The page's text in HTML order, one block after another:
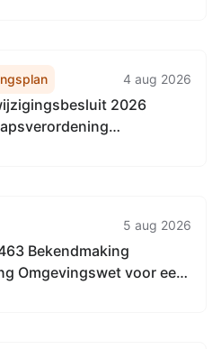
4 aug 2026
2026
5 aug 2026
Bekendmaking
Omgevingswet voor een